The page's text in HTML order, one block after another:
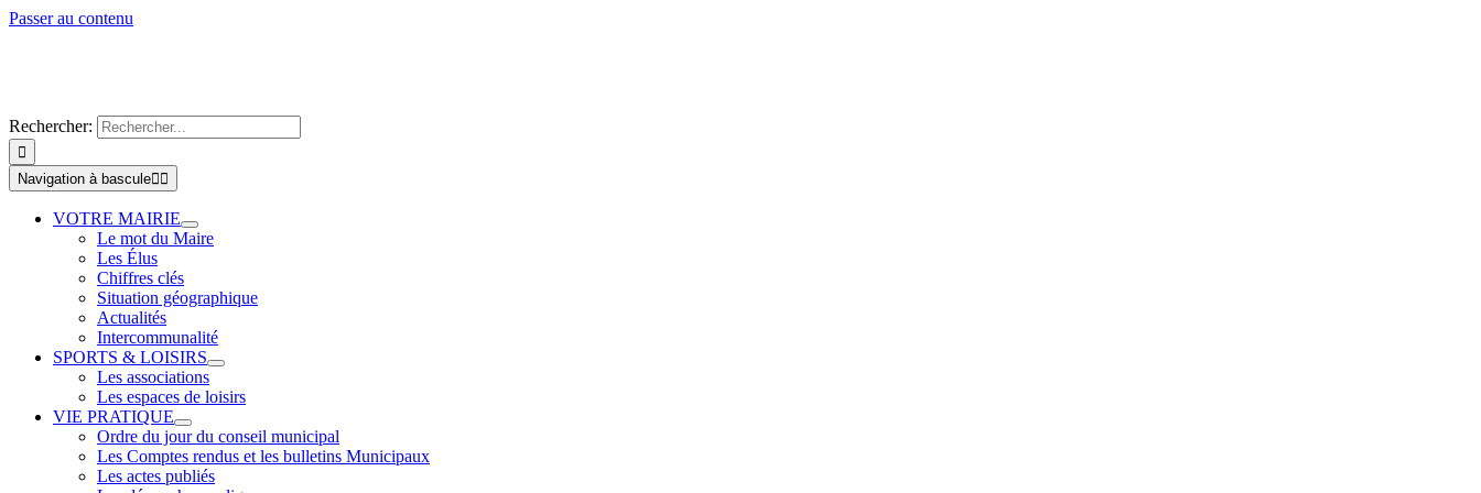
Passer au contenu
Rechercher:
Navigation à bascule
VOTRE MAIRIE
Le mot du Maire
Les Élus
Chiffres clés
Situation géographique
Actualités
Intercommunalité
SPORTS & LOISIRS
Les associations
Les espaces de loisirs
VIE PRATIQUE
Ordre du jour du conseil municipal
Les Comptes rendus et les bulletins Municipaux
Les actes publiés